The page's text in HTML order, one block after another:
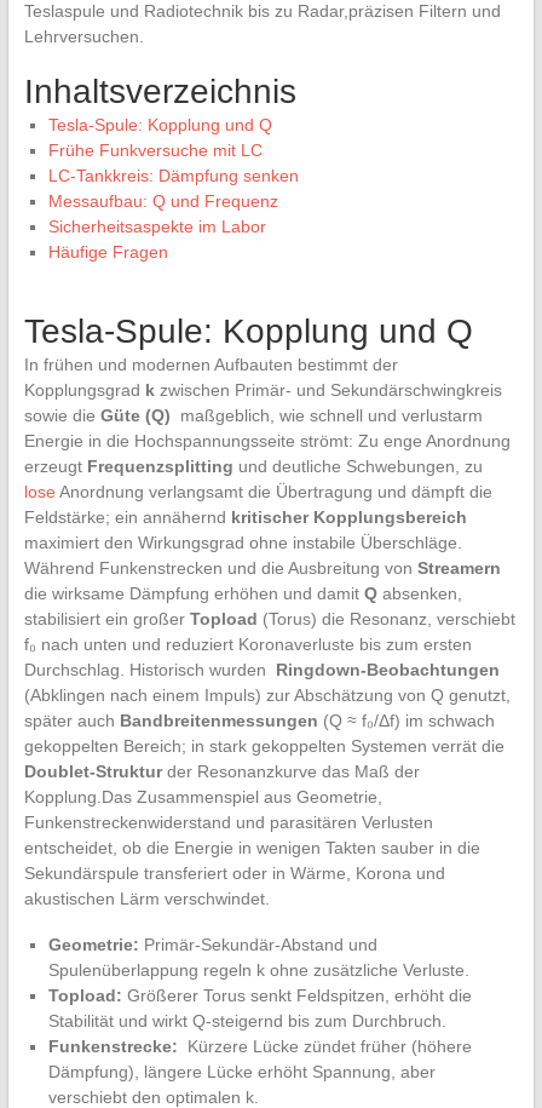
Teslaspule und Radiotechnik bis zu Radar,präzisen ​Filtern und⁣
Lehrversuchen.
Inhaltsverzeichnis
Tesla-Spule: Kopplung und ​Q
Frühe Funkversuche mit LC
LC-Tankkreis:‌ Dämpfung senken
Messaufbau: Q und Frequenz
Sicherheitsaspekte im Labor
Häufige‍ Fragen
Tesla-Spule: Kopplung und Q
In‍ frühen‍ und ​modernen Aufbauten‌ bestimmt ​der
Kopplungsgrad‍ kzwischen Primär- und Sekundärschwingkreis ​
sowie ⁢die‌ Güte (Q) ⁣ maßgeblich,‌ wie schnell und verlustarm ​
Energie⁣ in die Hochspannungsseite⁢ strömt:‍ Zu enge Anordnung
erzeugt Frequenzsplitting und deutliche⁣ Schwebungen, zu⁢
lose Anordnung verlangsamt‌ die Übertragung und ⁢dämpft die
Feldstärke;‍ ein annähernd kritischer Kopplungsbereich
maximiert den​ Wirkungsgrad ohne ⁤instabile Überschläge. ​
Während Funkenstrecken ⁤und die Ausbreitung von Streamern
die wirksame⁢ Dämpfung erhöhen und damit Qabsenken,‍
stabilisiert ein ⁤großer Topload (Torus) ⁤die Resonanz,‍ verschiebt
f₀ nach unten und reduziert Koronaverluste bis⁤ zum ersten‍
Durchschlag. Historisch wurden ⁤ Ringdown-Beobachtungen
(Abklingen nach‌ einem Impuls)‌ zur Abschätzung ‍von Q ‌genutzt,
später auch Bandbreitenmessungen (Q ≈ f₀/Δf) im schwach
gekoppelten Bereich; in stark gekoppelten ⁣Systemen⁢ verrät die
Doublet-Strukturder Resonanzkurve⁣ das Maß ⁢der
⁣Kopplung.Das ⁤Zusammenspiel ⁤aus Geometrie,
Funkenstreckenwiderstand und ‌parasitären Verlusten
entscheidet, ob ⁤die Energie in wenigen Takten sauber in die
Sekundärspule‌ transferiert oder in ‌Wärme, Korona​ und
akustischen Lärm verschwindet.
Geometrie: Primär-Sekundär-Abstand und
Spulenüberlappung regeln k ohne zusätzliche ‍Verluste.
Topload: Größerer Torus senkt Feldspitzen, erhöht die
Stabilität und ​wirkt Q-steigernd bis⁣ zum Durchbruch.
Funkenstrecke: ⁣ Kürzere Lücke zündet früher ‍(höhere
Dämpfung),‍ längere Lücke erhöht Spannung, aber
verschiebt den optimalen ​k.